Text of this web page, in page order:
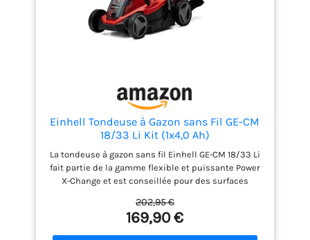
capacité de 35 L, réduisant la fréquence de vidage
et améliorant votre efficacité.
Einhell Tondeuse à Gazon sans Fil GE-CM
18/33 Li Kit (1x4,0 Ah)
La tondeuse à gazon sans fil Einhell GE-CM 18/33 Li
fait partie de la gamme flexible et puissante Power
X-Change et est conseillée pour des surfaces
4,0 Ah Power X-Change La tondeuse sans fil
fonctionne avec une batterie 18 V de la gamme
Power X-Change, très pratique. Toutes les batteries
202,95 €
169,90 €